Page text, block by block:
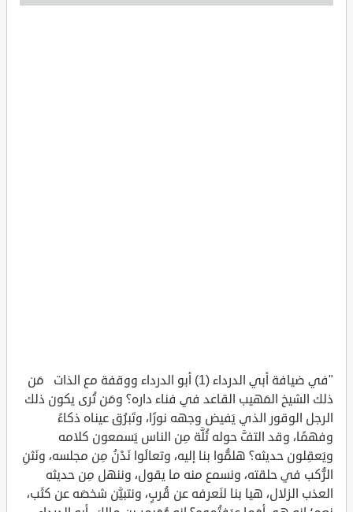
"في ضيافة أبي الدرداء (1) أبو الدرداء ووقفة مع الذات مَن
ذلك الشيخ المَهيب القاعد في فناء داره؟ ومَن تُرى يكون ذلك
الرجل الوقور الذي يَفيض وجهه نورًا، وتَبرُق عيناه ذكاءً
وفهمًا، وقد التفَّ حوله ثُلَّة مِن الناس يَسمعون كلامه
ويَعقِلون حديثه؟ هلمُّوا بنا إليه، وتعالَوا نَدْنُ مِن مجلسه، ونَثنِ
الرُّكب في حلقته، ونسمع منه ما يقول، وننهل مِن حديثه
العذب الزلال، هيا بنا لنَعرفه عن قُربٍ، ونتبيَّن شخصَه عن كثَب،